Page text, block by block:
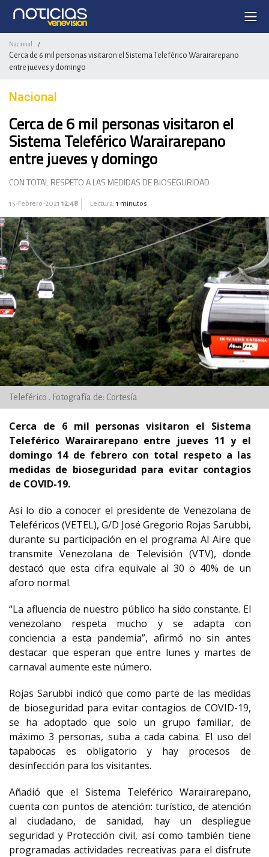
Nacional /
Cerca de 6 mil personas visitaron el Sistema Teleférico Warairarepano
entre jueves y domingo
Nacional
Cerca de 6 mil personas visitaron el
Sistema Teleférico Warairarepano
entre jueves y domingo
CON TOTAL RESPETO A LAS MEDIDAS DE BIOSEGURIDAD
15-Febrero-2021 12:48 Lectura: 1 minutos
Teleférico . Fotografía de: Cortesía
Cerca de 6 mil personas visitaron el Sistema
Teleférico Warairarepano entre jueves 11 y el
domingo 14 de febrero con total respeto a las
medidas de bioseguridad para evitar contagios
de COVID-19.
Así lo dio a conocer el presidente de Venezolana de
Teleféricos (VETEL), G/D José Gregorio Rojas Sarubbi,
durante su participación en el programa Al Aire que
transmite Venezolana de Televisión (VTV), donde
destacó que esta cifra equivale al 30 o 40% de un
aforo normal.
“La afluencia de nuestro público ha sido constante. El
venezolano respeta mucho y se adapta con
conciencia a esta pandemia”, afirmó no sin antes
destacar que esperan que entre lunes y martes de
carnaval aumente este número.
Rojas Sarubbi indicó que como parte de las medidas
de bioseguridad para evitar contagios de COVID-19,
se ha adoptado que solo un grupo familiar, de
máximo 3 personas, suba a cada cabina. El uso del
tapabocas es obligatorio y hay procesos de
desinfección para los visitantes.
Añadió que el Sistema Teleférico Warairarepano,
cuenta con puntos de atención: turístico, de atención
al ciudadano, de sanidad, hay un despliegue
seguridad y Protección civil, así como también tiene
programadas actividades recreativas para el disfrute